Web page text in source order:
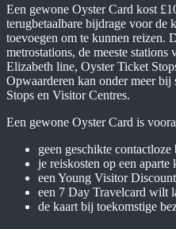
Een gewone Oyster Card kost
terugbetaalbare bijdrage voor de
toevoegen om te kunnen reizen.
metrostations, de meeste
Elizabeth line, Oyster Ticket
Opwaarderen kan onder meer
Stops en Visitor Centres.
Een gewone Oyster Card is
geen geschikte contactloze
je reiskosten op een aparte
een Young Visitor
een 7 Day Travelcard wilt
de kaart bij toekomstige